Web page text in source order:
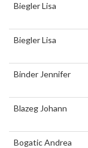
Biegler Lisa
Biegler Lisa
Binder Jennifer
Blazeg Johann
Bogatic Andrea